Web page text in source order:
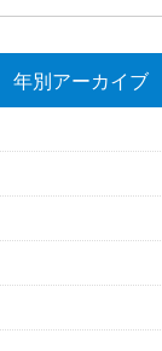
年別アーカイブ